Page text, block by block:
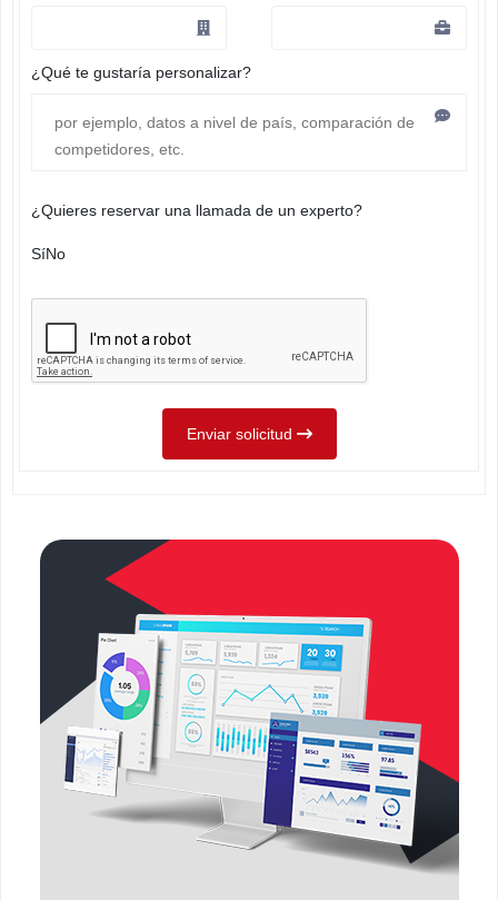
¿Qué te gustaría personalizar?
¿Quieres reservar una llamada de un experto?
SíNo
Enviar solicitud